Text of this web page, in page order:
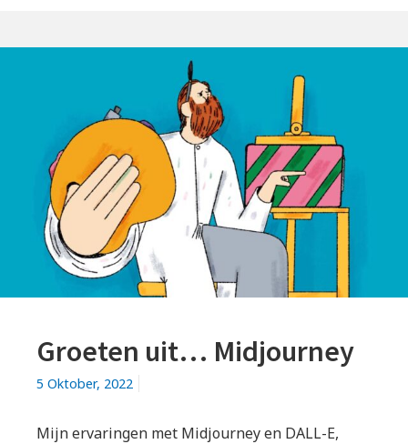
HIERNAMAALS
Groeten uit… Midjourney
5 Oktober, 2022
Mijn ervaringen met Midjourney en DALL-E,